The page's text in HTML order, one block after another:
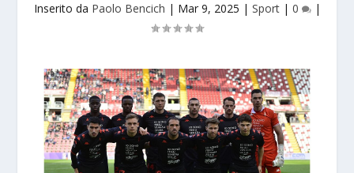
Inserito da Paolo Bencich | Mar 9, 2025 | Sport| 0 |